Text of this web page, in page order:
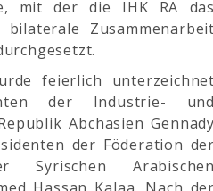
mit der die IHK RA
feierlich
der Industrie-
Abchasien
der Föderation
Syrischen